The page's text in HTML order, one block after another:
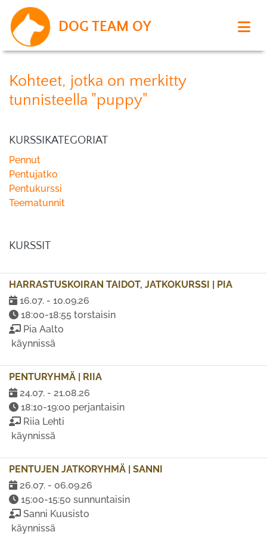
DOG TEAM OY
Kohteet, jotka on merkitty
tunnisteella "puppy"
KURSSIKATEGORIAT
Pennut
Pentujatko
Pentukurssi
Teematunnit
KURSSIT
HARRASTUSKOIRAN TAIDOT, JATKOKURSSI | PIA
16.07. - 10.09.26
18:00-18:55 torstaisin
Pia Aalto
käynnissä
PENTURYHMÄ | RIIA
24.07. - 21.08.26
18:10-19:00 perjantaisin
Riia Lehti
käynnissä
PENTUJEN JATKORYHMÄ | SANNI
26.07. - 06.09.26
15:00-15:50 sunnuntaisin
Sanni Kuusisto
käynnissä